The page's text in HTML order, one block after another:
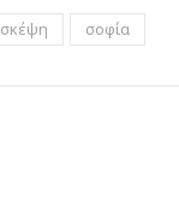
σκέψη σοφία